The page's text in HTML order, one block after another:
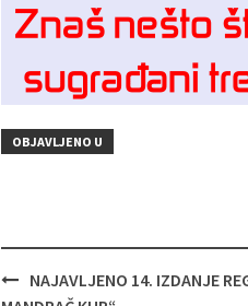
OBJAVLJENO U
Navigacija
NAJAVLJENO 14. IZDANJE